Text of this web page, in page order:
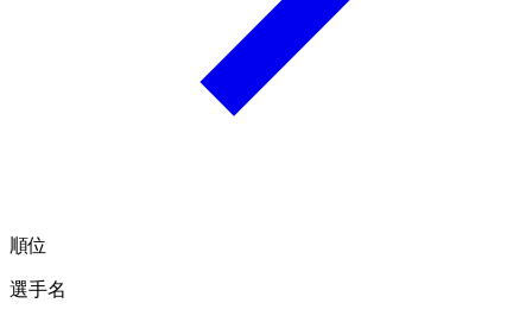
順位
選手名